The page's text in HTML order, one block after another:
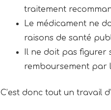
traitement
Le médicament ne
raisons de santé
Il ne doit pas figurer
remboursement par
C’est donc tout un travail